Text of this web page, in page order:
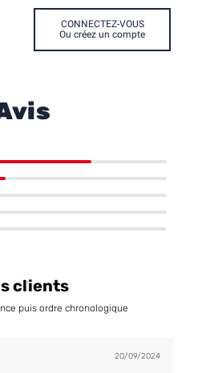
CONNECTEZ-VOUS
Ou créez un compte
clients
puis ordre chronologique
20/09/2024